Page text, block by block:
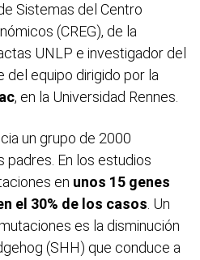
Sistemas del Centro
(CREG), de la
UNLP e investigador del
del equipo dirigido por la
, en la Universidad Rennes.
un grupo de 2000
padres. En los estudios
en unos 15 genes
el 30% de los casos . Un
es la disminución
(SHH) que conduce a